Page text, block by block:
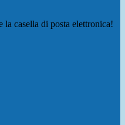
casella di posta elettronica!